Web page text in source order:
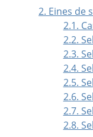
2. Eines de
2.1.
2.2.
2.3.
2.4.
2.5.
2.6.
2.7.
2.8.